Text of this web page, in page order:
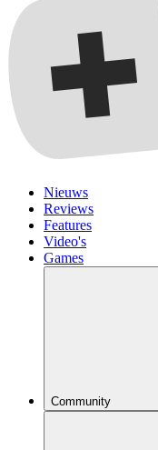
Nieuws
Reviews
Features
Video's
Games
Community